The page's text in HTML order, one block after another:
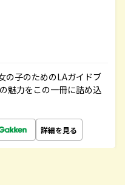
の子のためのLAガイドブ
魅力をこの一冊に詰め込
詳細を見る